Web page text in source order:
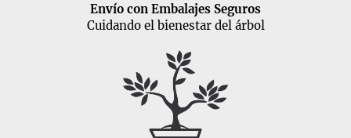
Envío con Embalajes Seguros
Cuidando el bienestar del árbol